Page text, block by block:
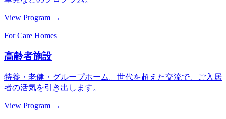
View Program →
For Care Homes
高齢者施設
特養・老健・グループホーム。世代を超えた交流で、ご入居
者の活気を引き出します。
View Program →